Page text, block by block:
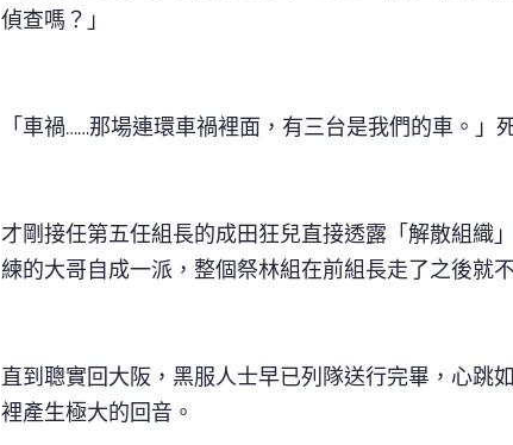
偵查嗎？」
「車禍……那場連環車禍裡面，有三台是我們的車。」
才剛接任第五任組長的成田狂兒直接透露「解散組織
練的大哥自成一派，整個祭林組在前組長走了之後就
直到聰實回大阪，黑服人士早已列隊送行完畢，心跳
裡產生極大的回音。